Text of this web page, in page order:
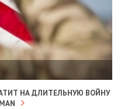
НА ДЛИТЕЛЬНУЮ ВОЙНУ